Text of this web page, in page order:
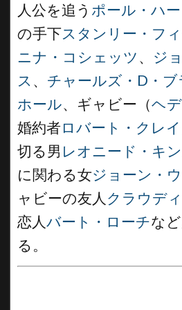
人公を追う ポール・ハ
の手下スタンリー・フ
ニナ・コシェッツ 、 ジ
ス 、 チャールズ・D・ブ
ホール、ギャビー（ヘ
婚約者ロバート・クレ
切る男 レオニード・キ
に関わる女ジョーン・
ャビーの友人 クラウデ
恋人バート・ローチな
る。